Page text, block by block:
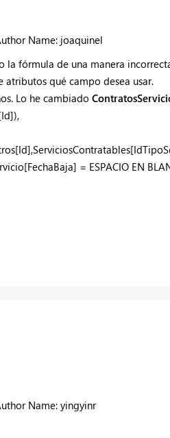
Name: joaquinel
fórmula de una manera
qué campo desea usar.
Lo he cambiado
= ESPACIO EN
Name: yingyinr